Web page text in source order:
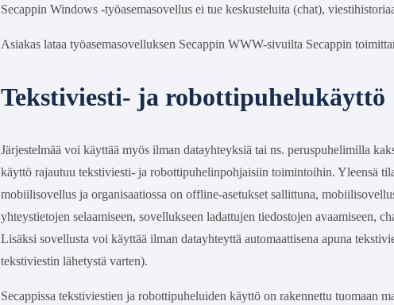
Secappin Windows -työasemasovellus ei tue keskusteluita (chat),
Asiakas lataa työasemasovelluksen Secappin WWW-sivuilta Secappin
Tekstiviesti- ja robottipuhelukäyttö
Järjestelmää voi käyttää myös ilman datayhteyksiä tai ns. peruspuhelimilla
käyttö rajautuu tekstiviesti- ja robottipuhelinpohjaisiin toimintoihin. Yleensä
mobiilisovellus ja organisaatiossa on offline-asetukset sallittuna,
yhteystietojen selaamiseen, sovellukseen ladattujen tiedostojen avaamiseen,
Lisäksi sovellusta voi käyttää ilman datayhteyttä automaattisena apuna
tekstiviestin lähetystä varten).
Secappissa tekstiviestien ja robottipuheluiden käyttö on rakennettu tuomaan